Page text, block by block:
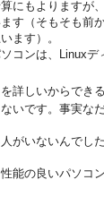
にもよりますが
す（そもそも前
ます）。
コンは、Linuxデ
詳しいからでき
いです。事実なだ
がいないんでし
能の良いパソコ